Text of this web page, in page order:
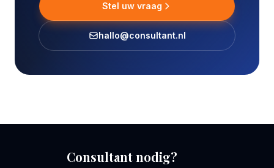
Stel uw vraag
hallo@consultant.nl
Consultant nodig?